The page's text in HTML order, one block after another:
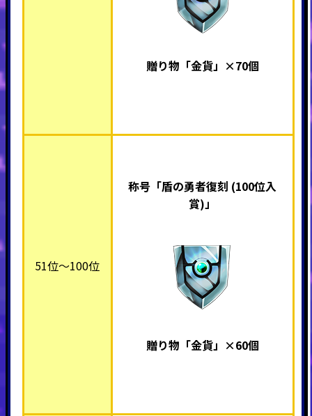
贈り物「金貨」×70個
51位～100位
称号「盾の勇者復刻 (100位入
賞)」
贈り物「金貨」×60個